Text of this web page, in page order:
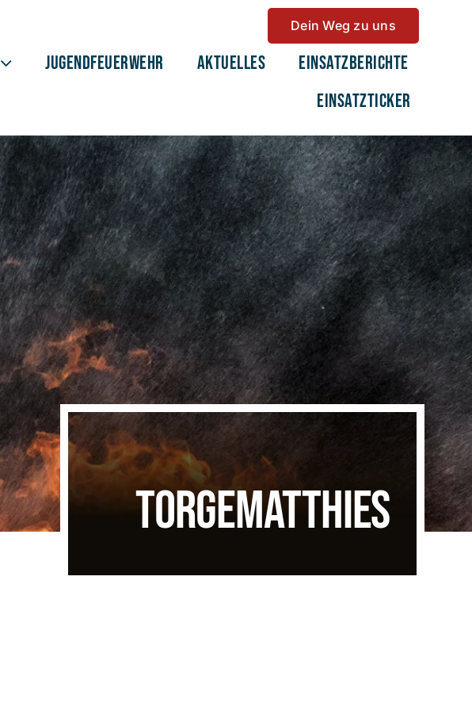
Dein Weg zu uns
Jugendfeuerwehr Aktuelles
Einsatzberichte
Einsatzticker
TORGEMATTHIES